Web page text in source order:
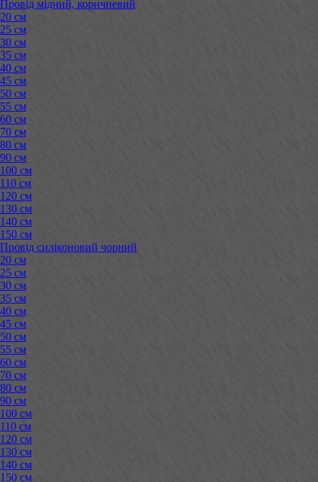
Провід мідний, коричневий
20 см
25 см
30 см
35 см
40 см
45 см
50 см
55 см
60 см
70 см
80 см
90 см
100 см
110 см
120 см
130 см
140 см
150 см
Провід силіконовий чорний
20 см
25 см
30 см
35 см
40 см
45 см
50 см
55 см
60 см
70 см
80 см
90 см
100 см
110 см
120 см
130 см
140 см
150 см